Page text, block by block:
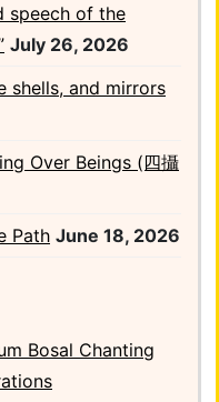
speech of the
July 26, 2026
shells, and mirrors
Over Beings (四攝
Path June 18, 2026
Bosal Chanting